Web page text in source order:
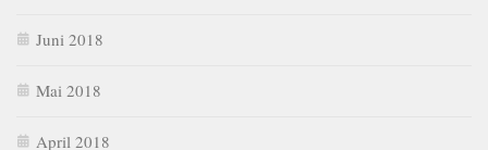
Juni 2018
Mai 2018
April 2018